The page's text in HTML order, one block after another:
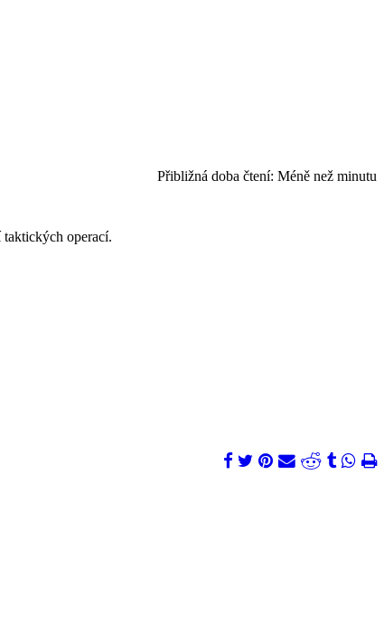
Přibližná doba čtení: Méně než minutu
operací.